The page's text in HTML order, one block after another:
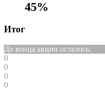
45%
Итог
До конца акции осталось:
0
0
0
0